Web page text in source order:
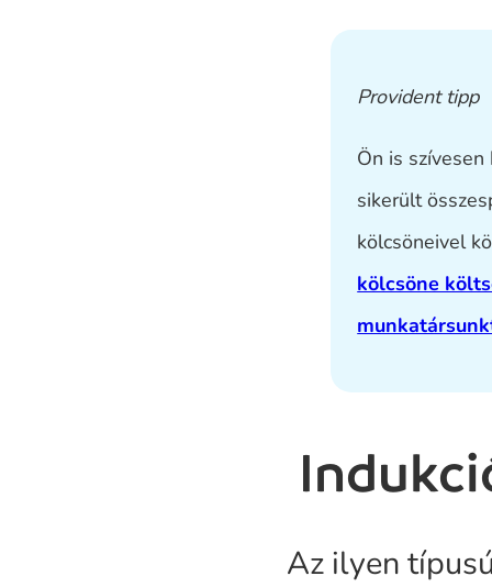
Provident tipp
Ön is
sikerült
kölcsöneivel
kölcsöne
Az ilyen